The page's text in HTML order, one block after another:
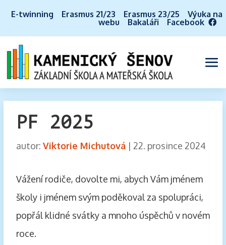
E-twinning Erasmus 21/23 Erasmus 23/25
Výuka na
webu
Bakaláři Facebook
PF 2025
autor: Viktorie Michutová| 22. prosince 2024
Vážení rodiče, dovolte mi, abych Vám jménem
školy i jménem svým poděkoval za spolupráci,
popřál klidné svátky a mnoho úspěchů v novém
roce.